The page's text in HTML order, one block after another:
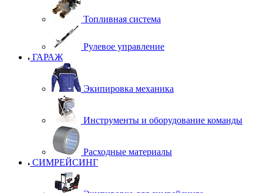
Топливная система
Рулевое управление
ГАРАЖ
Экипировка механика
Инструменты и оборудование команды
Расходные материалы
СИМРЕЙСИНГ